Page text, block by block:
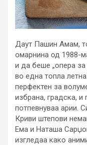
Даут Пашин Амам,
омарнина од 1988-
и да беше „опера
во една топла
перфектен за
избрана, градска,
потпевнуваа арии.
Криви штепови
Ема и Наташа
изгледаа како